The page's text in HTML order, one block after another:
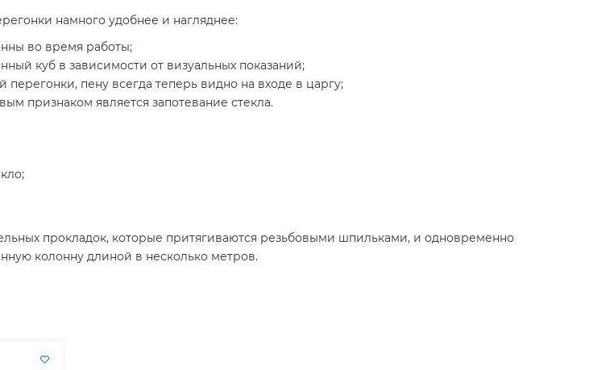
намного удобнее и нагляднее:
во время работы;
куб в зависимости от визуальных показаний;
пену всегда теперь видно на входе в царгу;
признаком является запотевание стекла.
прокладок, которые притягиваются резьбовыми шпильками, и одновременно
колонну длиной в несколько метров.